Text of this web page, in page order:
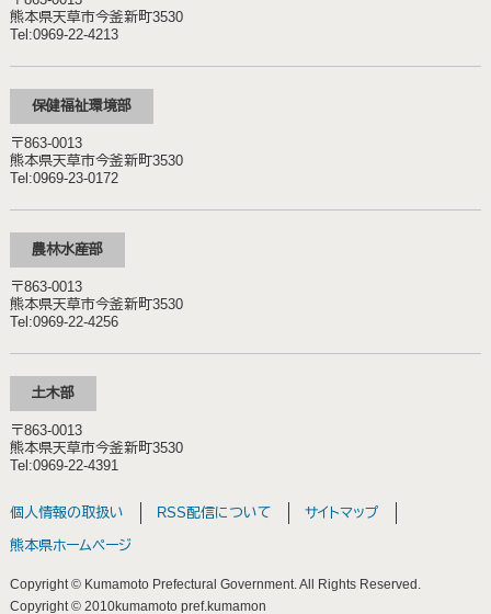
熊本県天草市今釜新町3530
Tel:0969-22-4213
保健福祉環境部
〒863-0013
熊本県天草市今釜新町3530
Tel:0969-23-0172
農林水産部
〒863-0013
熊本県天草市今釜新町3530
Tel:0969-22-4256
土木部
〒863-0013
熊本県天草市今釜新町3530
Tel:0969-22-4391
個人情報の取扱い RSS配信について
サイトマップ
熊本県ホームページ
Copyright © Kumamoto Prefectural Government. All Rights Reserved.
Copyright © 2010kumamoto pref.kumamon